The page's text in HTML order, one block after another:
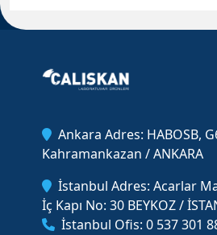
Ankara Adres: HABOSB,
Kahramankazan / ANKARA
İstanbul Adres: Acarlar
İç Kapı No: 30 BEYKOZ /
İstanbul Ofis: 0 537 301